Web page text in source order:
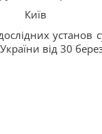
Київ
установ
від 30